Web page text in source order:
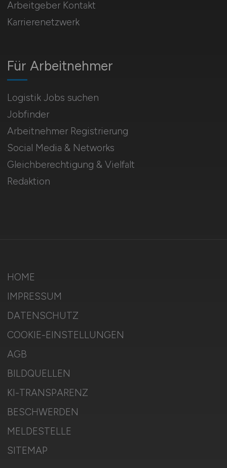
Für Arbeitnehmer
Logistik Jobs suchen
Jobfinder
Arbeitnehmer Registrierung
Social Media & Networks
Gleichberechtigung & Vielfalt
Redaktion
Arbeitgeber Kontakt
Karrierenetzwerk
HOME
IMPRESSUM
DATENSCHUTZ
COOKIE-EINSTELLUNGEN
AGB
BILDQUELLEN
KI-TRANSPARENZ
BESCHWERDEN
MELDESTELLE
SITEMAP